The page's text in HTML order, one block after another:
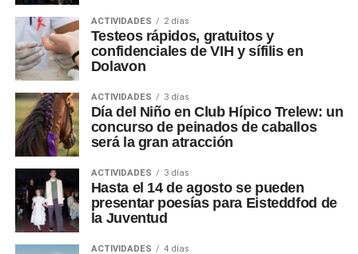
ACTIVIDADES 2 días
Testeos rápidos, gratuitos y
confidenciales de VIH y sífilis en
Dolavon
ACTIVIDADES 3 días
Día del Niño en Club Hípico Trelew: un
concurso de peinados de caballos
será la gran atracción
ACTIVIDADES 3 días
Hasta el 14 de agosto se pueden
presentar poesías para Eisteddfod de
la Juventud
ACTIVIDADES 4 días